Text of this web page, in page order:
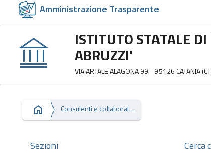
Amministrazione Trasparente
ISTITUTO STATALE
ABRUZZI'
VIA ARTALE ALAGONA 99 - 95126 CATANIA
Consulenti e collaboratori
Sezioni